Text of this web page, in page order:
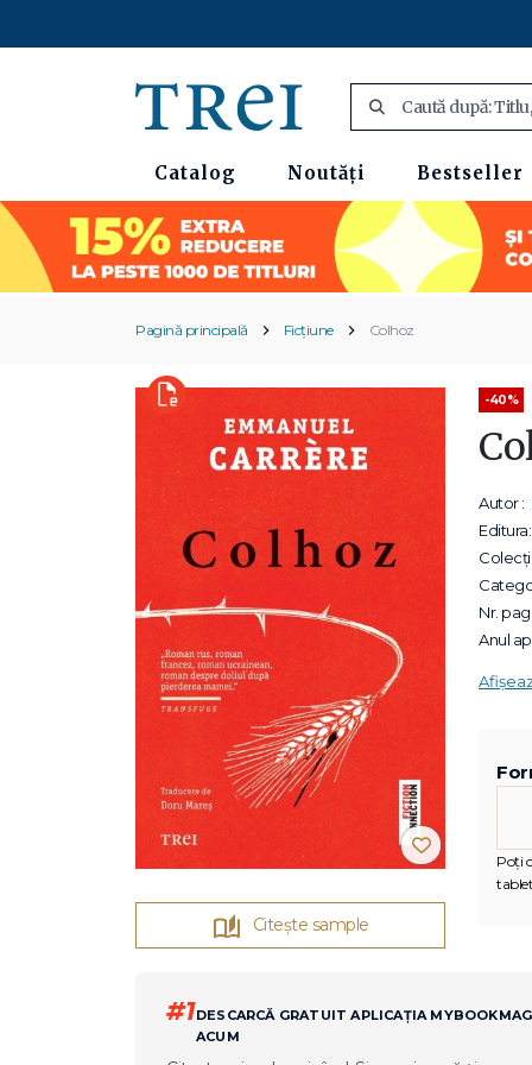
Catalog Noutăți Bestseller
Pagină principală Ficțiune Colhoz
Citește sample
-40%
Autor :
Editura:
Nr.
Anul
Poți
#1DESCARCĂ GRATUIT APLICAȚIA MYBOOKMAG
ACUM